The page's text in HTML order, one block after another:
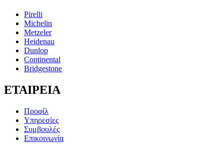
Pirelli
Michelin
Metzeler
Heidenau
Dunlop
Continental
Bridgestone
ΕΤΑΙΡΕΙΑ
Προφίλ
Υπηρεσίες
Συμβουλές
Επικοινωνία